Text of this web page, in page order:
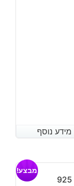
מידע נוסף
מידע נוסף
מבצע!